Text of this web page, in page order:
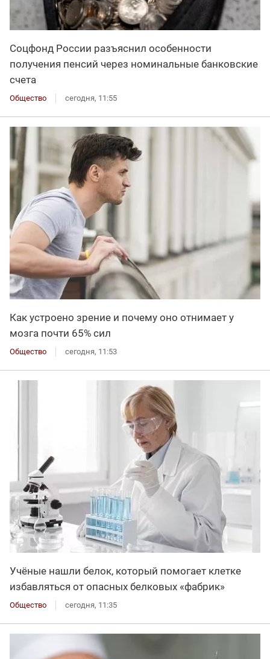
Соцфонд России разъяснил особенности
получения пенсий через номинальные банковские
счета
Общество сегодня, 11:55
Как устроено зрение и почему оно отнимает у
мозга почти 65% сил
Общество сегодня, 11:53
Учёные нашли белок, который помогает клетке
избавляться от опасных белковых «фабрик»
Общество сегодня, 11:35